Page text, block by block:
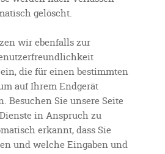
gelöscht.
wir ebenfalls zur
die für einen bestimmten
auf Ihrem Endgerät
Besuchen Sie unsere Seite
in Anspruch zu
erkannt, dass Sie
und welche Eingaben und